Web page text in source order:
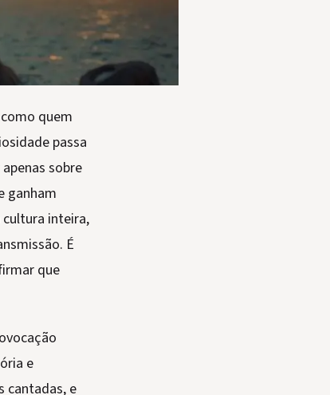
quem
passa
sobre
ganham
inteira,
É
que
e
cantadas, e